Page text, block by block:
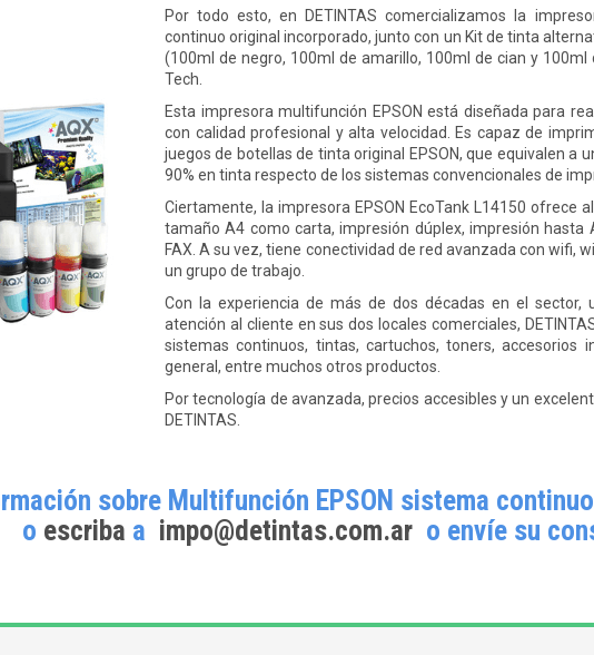
Por todo esto, en DETINTAS comercializamos la
continuo original incorporado, junto con un Kit de tinta
(100ml de negro, 100ml de amarillo, 100ml de cian y
Tech.
Esta impresora multifunción EPSON está diseñada para
con calidad profesional y alta velocidad. Es capaz de
juegos de botellas de tinta original EPSON, que equivalen a
90% en tinta respecto de los sistemas convencionales de
Ciertamente, la impresora EPSON EcoTank L14150 ofrece
tamaño A4 como carta, impresión dúplex, impresión
FAX. A su vez, tiene conectividad de red avanzada con
un grupo de trabajo.
Con la experiencia de más de dos décadas en el
atención al cliente en sus dos locales comerciales,
sistemas continuos, tintas, cartuchos, toners,
general, entre muchos otros productos.
Por tecnología de avanzada, precios accesibles y un
DETINTAS.
sobre Multifunción EPSON sistema
o escriba a impo@detintas.com.ar o envíe su